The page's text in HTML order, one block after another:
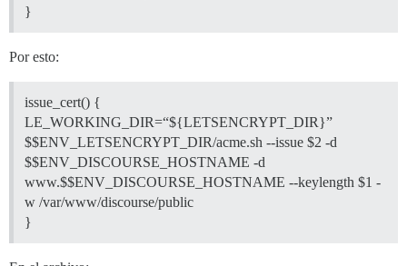
}
Por esto:
issue_cert() {
LE_WORKING_DIR=“${LETSENCRYPT_DIR}”
$$ENV_LETSENCRYPT_DIR/acme.sh --issue $2 -d
$$ENV_DISCOURSE_HOSTNAME -d
www.$$ENV_DISCOURSE_HOSTNAME --keylength $1 -
w /var/www/discourse/public
}